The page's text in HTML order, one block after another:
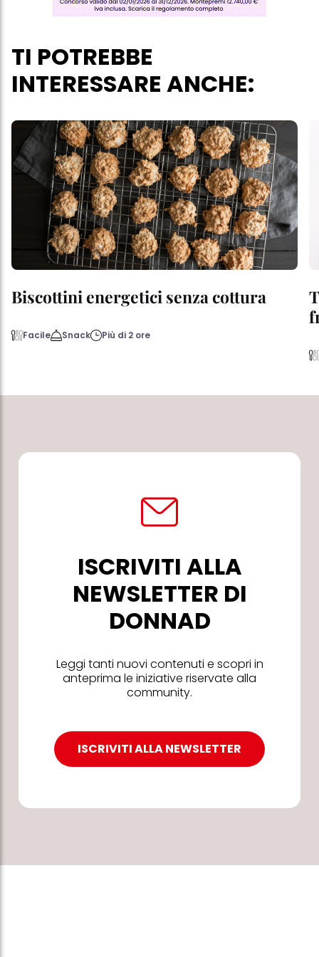
TI POTREBBE
INTERESSARE ANCHE:
Biscottini energetici senza cottura
Facile Snack Più di 2 ore
ISCRIVITI ALLA
NEWSLETTER DI
DONNAD
Leggi tanti nuovi contenuti e scopri in
anteprima le iniziative riservate alla
community.
ISCRIVITI ALLA NEWSLETTER